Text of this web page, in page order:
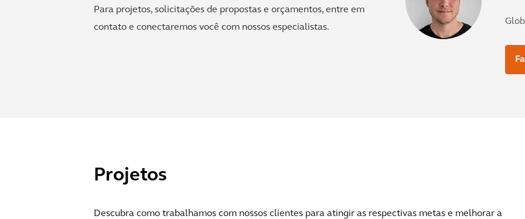
Para projetos, solicitações de propostas e orçamentos, entre em
contato e conectaremos você com nossos especialistas.
Projetos
Descubra como trabalhamos com nossos clientes para atingir as respectivas metas e melhorar a